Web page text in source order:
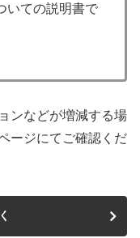
いての説明書で
ンなどが増減する場
ージにてご確認くだ